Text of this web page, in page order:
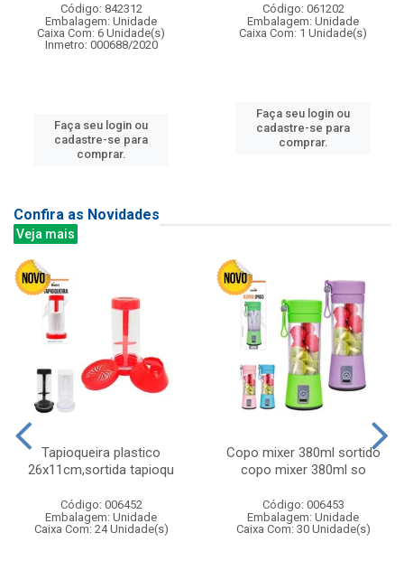
Código: 842312
Embalagem: Unidade
Caixa Com: 6 Unidade(s)
Inmetro: 000688/2020
Faça seu login ou
cadastre-se para
comprar.
Código: 061202
Embalagem: Unidade
Caixa Com: 1 Unidade(s)
Faça seu login ou
cadastre-se para
comprar.
Confira as Novidades
Veja mais
Tapioqueira plastico
26x11cm,sortida tapioqu
Código: 006452
Embalagem: Unidade
Caixa Com: 24 Unidade(s)
Copo mixer 380ml sortido
copo mixer 380ml so
Código: 006453
Embalagem: Unidade
Caixa Com: 30 Unidade(s)